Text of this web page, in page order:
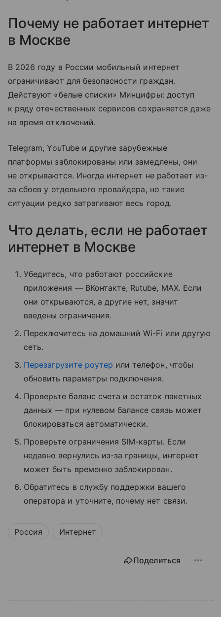
Почему не работает интернет
в Москве
В 2026 году в России мобильный интернет
ограничивают для безопасности граждан.
Действуют «белые списки» Минцифры: доступ
к ряду отечественных сервисов сохраняется даже
на время отключений.
Telegram, YouTube и другие зарубежные
платформы заблокированы или замедлены, они
не открываются. Иногда интернет не работает из-
за сбоев у отдельного провайдера, но такие
ситуации редко затрагивают весь город.
Что делать, если не работает
интернет в Москве
Убедитесь, что работают российские
приложения — ВКонтакте, Rutube, MAX. Если
они открываются, а другие нет, значит
введены ограничения.
Переключитесь на домашний Wi-Fi или другую
сеть.
Перезагрузите роутер или телефон, чтобы
обновить параметры подключения.
Проверьте баланс счета и остаток пакетных
данных — при нулевом балансе связь может
блокироваться автоматически.
Проверьте ограничения SIM-карты. Если
недавно вернулись из-за границы, интернет
может быть временно заблокирован.
Обратитесь в службу поддержки вашего
оператора и уточните, почему нет связи.
Россия Интернет
Поделиться